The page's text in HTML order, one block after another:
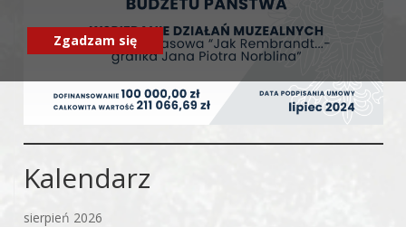
Kalendarz
sierpień 2026
Zgadzam się